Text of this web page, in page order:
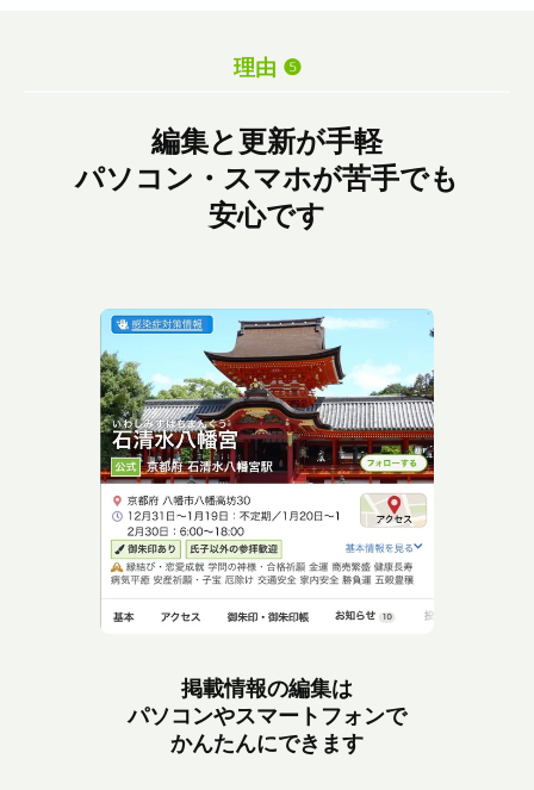
理由 ❺
編集と更新が手軽
パソコン・スマホが苦手でも
安心です
掲載情報の編集は
パソコンやスマートフォンで
かんたんにできます